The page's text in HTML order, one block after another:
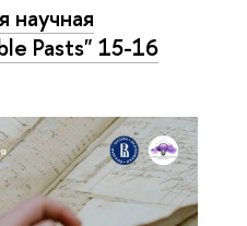
Pasts" 15-16